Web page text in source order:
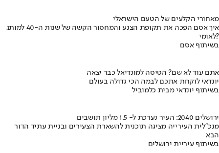
מאחורי הקלעים של הטעם הישראלי
איך אסם הפכה את תקופת הצנע והמחסור הקשה של שנות ה-40 למותג
לאומי?
בשיתוף אסם
אתם עוד לא שם? הטיסה למונדיאל כבר יצאה
יונדאי לוקחת אתכם לבמה הכי גדולה בעולם
בשיתוף יונדאי מבית כלמוביל
ירושלים 2040: העיר נערכת ל- 1.5 מליון תושבים
מנכ"לית העירייה מציגה תוכנית להשארת הצעירים ובניית עתיד הדור
הבא
בשיתוף עיריית ירושלים